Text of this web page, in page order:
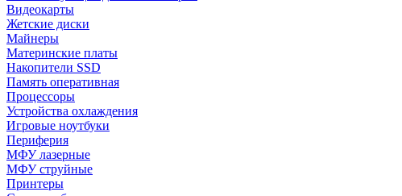
Видеокарты
Жетские диски
Майнеры
Материнские платы
Накопители SSD
Память оперативная
Процессоры
Устройства охлаждения
Игровые ноутбуки
Периферия
МФУ лазерные
МФУ струйные
Принтеры